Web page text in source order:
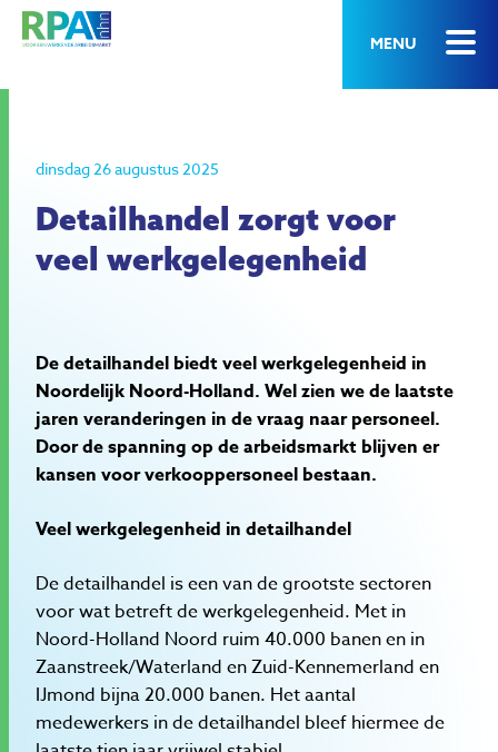
MENU
dinsdag 26 augustus 2025
Detailhandel zorgt voor
veel werkgelegenheid
De detailhandel biedt veel werkgelegenheid in
Noordelijk Noord-Holland. Wel zien we de laatste
jaren veranderingen in de vraag naar personeel.
Door de spanning op de arbeidsmarkt blijven er
kansen voor verkooppersoneel bestaan.
Veel werkgelegenheid in detailhandel
De detailhandel is een van de grootste sectoren
voor wat betreft de werkgelegenheid. Met in
Noord-Holland Noord ruim 40.000 banen en in
Zaanstreek/Waterland en Zuid-Kennemerland en
IJmond bijna 20.000 banen. Het aantal
medewerkers in de detailhandel bleef hiermee de